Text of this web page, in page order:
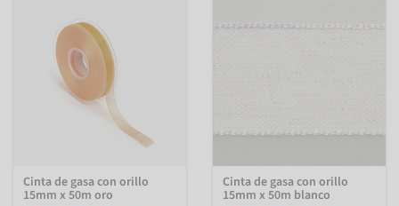
Cinta de gasa con orillo
15mm x 50m oro
Cinta de gasa con orillo
15mm x 50m blanco